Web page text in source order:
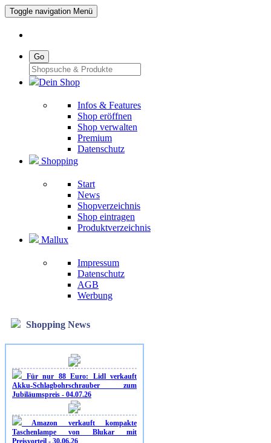
Toggle navigation Menü
Go
Dein Shop
Infos & Features
Shop eröffnen
Shop verwalten
Premium
Datenschutz
Shopping
Start
News
Shopverzeichnis
Shop eintragen
Produktverzeichnis
Mallux
Impressum
Datenschutz
AGB
Werbung
Shopping News
Für nur 88 Euro: Lidl verkauft
Akku-Schlagbohrschrauber zum
Jubiläumspreis - 04.07.26
Amazon verkauft kompakte
Taschenlampe von Blukar mit
Preisvorteil - 30.06.26